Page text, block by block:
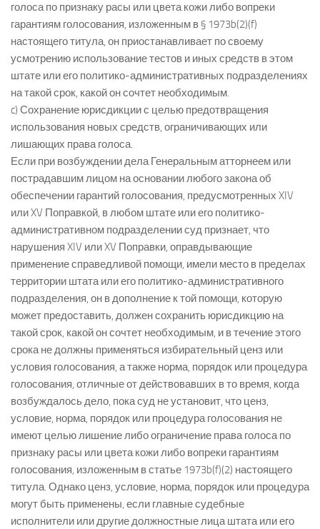
голоса по признаку расы или цвета кожи либо вопреки
гарантиям голосования, изложенным в § 1973b(2)(f)
настоящего титула, он приостанавливает по своему
усмотрению использование тестов и иных средств в этом
штате или его политико-административных подразделениях
на такой срок, какой он сочтет необходимым.
c) Сохранение юрисдикции с целью предотвращения
использования новых средств, ограничивающих или
лишающих права голоса.
Если при возбуждении дела Генеральным атторнеем или
пострадавшим лицом на основании любого закона об
обеспечении гарантий голосования, предусмотренных XIV
или XV Поправкой, в любом штате или его политико-
административном подразделении суд признает, что
нарушения XIV или XV Поправки, оправдывающие
применение справедливой помощи, имели место в пределах
территории штата или его политико-административного
подразделения, он в дополнение к той помощи, которую
может предоставить, должен сохранить юрисдикцию на
такой срок, какой он сочтет необходимым, и в течение этого
срока не должны применяться избирательный ценз или
условия голосования, а также норма, порядок или процедура
голосования, отличные от действовавших в то время, когда
возбуждалось дело, пока суд не установит, что ценз,
условие, норма, порядок или процедура голосования не
имеют целью лишение либо ограничение права голоса по
признаку расы или цвета кожи либо вопреки гарантиям
голосования, изложенным в статье 1973b(f)(2) настоящего
титула. Однако ценз, условие, норма, порядок или процедура
могут быть применены, если главные судебные
исполнители или другие должностные лица штата или его